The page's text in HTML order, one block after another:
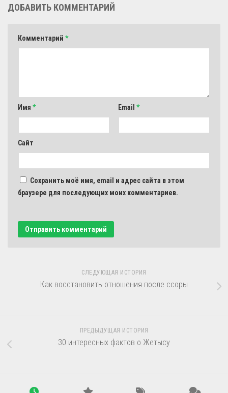
ДОБАВИТЬ КОММЕНТАРИЙ
Комментарий *
Имя * Email *
Сайт
Сохранить моё имя, email и адрес сайта в этом
браузере для последующих моих комментариев.
СЛЕДУЮЩАЯ ИСТОРИЯ
Как восстановить отношения после ссоры
ПРЕДЫДУЩАЯ ИСТОРИЯ
30 интересных фактов о Жетысу